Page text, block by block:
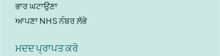
ਭਾਰ ਘਟਾਉਣਾ
ਆਪਣਾ NHS ਨੰਬਰ ਲੱਭੋ
ਮਦਦ ਪ੍ਰਾਪਤ ਕਰੋ